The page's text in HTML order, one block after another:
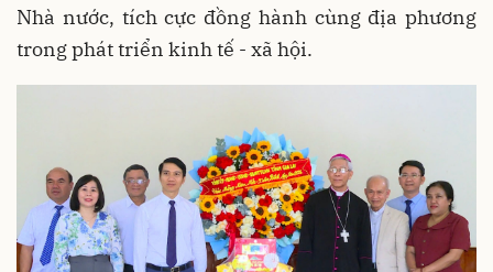
Nhà nước, tích cực đồng hành cùng địa phương
trong phát triển kinh tế - xã hội.